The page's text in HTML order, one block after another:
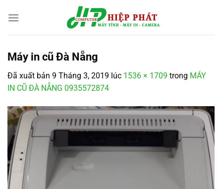
đến
Máy in cũ Đà Nẵng
Đã xuất bản 9 Tháng 3, 2019 lúc 1536 × 1709 trong MÁY
IN CŨ ĐÀ NẴNG 0935572874